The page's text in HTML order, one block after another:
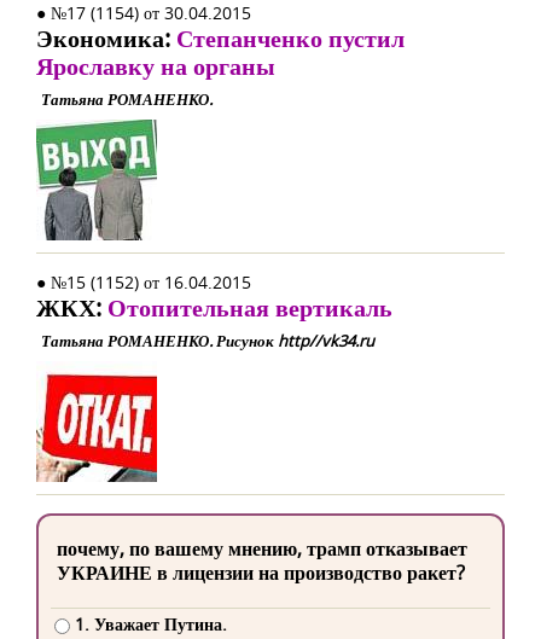
● №17 (1154) от 30.04.2015
Экономика: Степанченко пустил
Ярославку на органы
Татьяна РОМАНЕНКО.
● №15 (1152) от 16.04.2015
ЖКХ: Отопительная вертикаль
Татьяна РОМАНЕНКО. Рисунок http//vk34.ru
почему, по вашему мнению, трамп отказывает
УКРАИНЕ в лицензии на производство ракет?
1. Уважает Путина.